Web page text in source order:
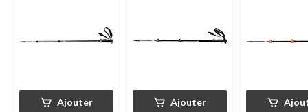
marche
Ajouter
marche
Ajouter
marche